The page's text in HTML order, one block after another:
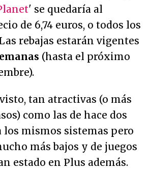
' se quedaría al
de 6,74 euros, o todos los
Las rebajas estarán vigentes
(hasta el próximo
tan atractivas (o más
como las de hace dos
los mismos sistemas pero
más bajos y de juegos
estado en Plus además.